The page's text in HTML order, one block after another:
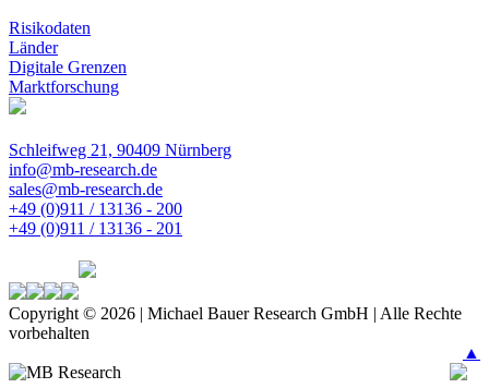
Risikodaten
Länder
Digitale Grenzen
Marktforschung
Schleifweg 21, 90409 Nürnberg
info@mb-research.de
sales@mb-research.de
+49 (0)911 / 13136 - 200
+49 (0)911 / 13136 - 201
Copyright © 2026 | Michael Bauer Research GmbH | Alle Rechte
vorbehalten
▲